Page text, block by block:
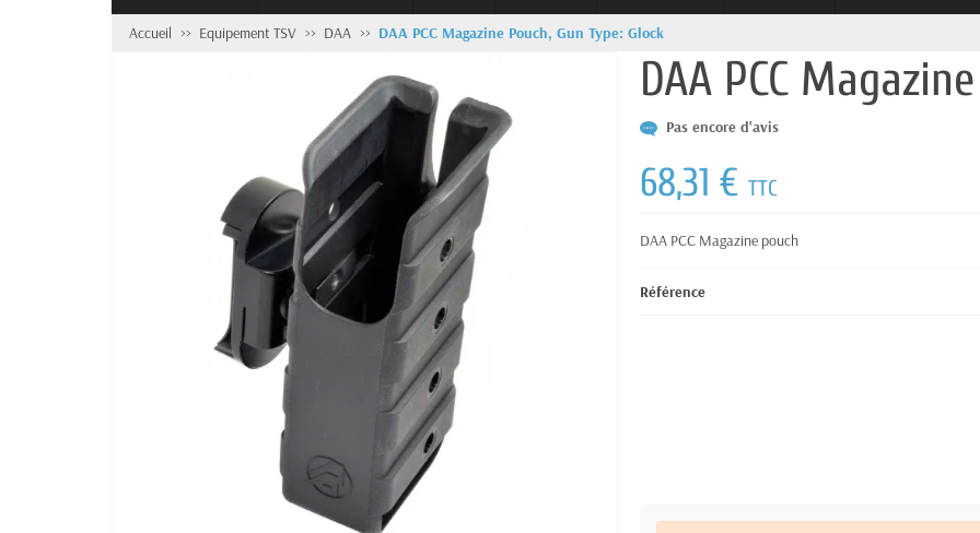
Accueil Equipement TSV DAA DAA PCC Magazine Pouch, Gun Type: Glock
DAA PCC
Pas encore d'avis
68,31 €TTC
DAA PCC Magazine pouch
Référence